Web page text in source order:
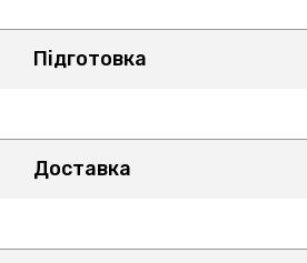
Підготовка
Доставка